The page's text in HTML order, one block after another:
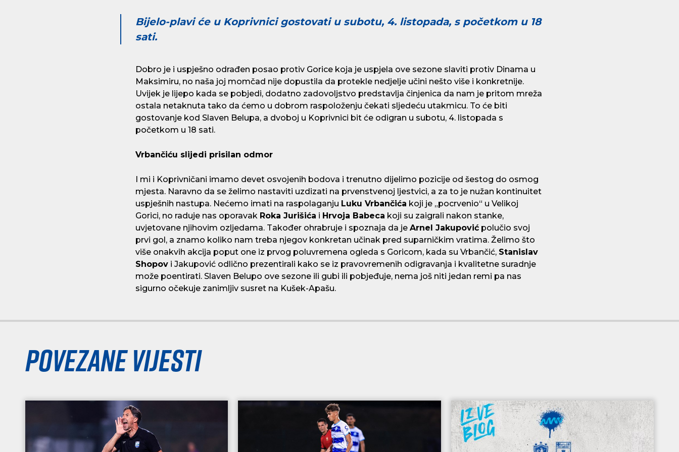
Bijelo-plavi će u Koprivnici gostovati u subotu, 4. listopada, s početkom u 18
sati.
Dobro je i uspješno odrađen posao protiv Gorice koja je uspjela ove sezone slaviti protiv Dinama u
Maksimiru, no naša joj momčad nije dopustila da protekle nedjelje učini nešto više i konkretnije.
Uvijek je lijepo kada se pobjedi, dodatno zadovoljstvo predstavlja činjenica da nam je pritom mreža
ostala netaknuta tako da ćemo u dobrom raspoloženju čekati sljedeću utakmicu. To će biti
gostovanje kod Slaven Belupa, a dvoboj u Koprivnici bit će odigran u subotu, 4. listopada s
početkom u 18 sati.
Vrbančiću slijedi prisilan odmor
I mi i Koprivničani imamo devet osvojenih bodova i trenutno dijelimo pozicije od šestog do osmog
mjesta. Naravno da se želimo nastaviti uzdizati na prvenstvenoj ljestvici, a za to je nužan kontinuitet
uspješnih nastupa. Nećemo imati na raspolaganju Luku Vrbančića koji je „pocrvenio“ u Velikoj
Gorici, no raduje nas oporavak Roka Jurišića i Hrvoja Babeca koji su zaigrali nakon stanke,
uvjetovane njihovim ozljedama. Također ohrabruje i spoznaja da je Arnel Jakupović polučio svoj
prvi gol, a znamo koliko nam treba njegov konkretan učinak pred suparničkim vratima. Želimo što
više onakvih akcija poput one iz prvog poluvremena ogleda s Goricom, kada su Vrbančić, Stanislav
Shopov i Jakupović odlično prezentirali kako se iz pravovremenih odigravanja i kvalitetne suradnje
može poentirati. Slaven Belupo ove sezone ili gubi ili pobjeđuje, nema još niti jedan remi pa nas
sigurno očekuje zanimljiv susret na Kušek-Apašu.
Povezane vijesti